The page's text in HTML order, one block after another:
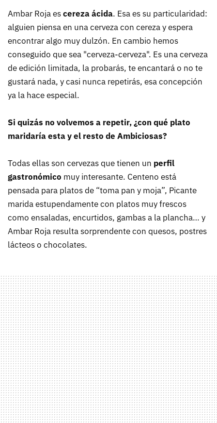
Ambar Roja escereza ácida. Esa es su particularidad:
alguien piensa en una cerveza con cereza y espera
encontrar algo muy dulzón. En cambio hemos
conseguido que sea "cerveza-cerveza". Es una cerveza
de edición limitada, la probarás, te encantará o no te
gustará nada, y casi nunca repetirás, esa concepción
ya la hace especial.
Si quizás no volvemos a repetir, ¿con qué plato
maridaría esta y el resto de Ambiciosas?
Todas ellas son cervezas que tienen un perfil
gastronómico muy interesante. Centeno está
pensada para platos de “toma pan y moja”, Picante
marida estupendamente con platos muy frescos
como ensaladas, encurtidos, gambas a la plancha… y
Ambar Roja resulta sorprendente con quesos, postres
lácteos o chocolates.